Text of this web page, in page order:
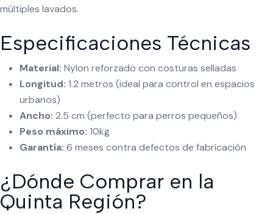
múltiples lavados.
Especificaciones Técnicas
Material: Nylon reforzado con costuras selladas
Longitud: 1.2 metros (ideal para control en espacios
urbanos)
Ancho: 2.5 cm (perfecto para perros pequeños)
Peso máximo: 10kg
Garantía: 6 meses contra defectos de fabricación
¿Dónde Comprar en la
Quinta Región?